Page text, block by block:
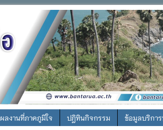
ผลงานที่ภาคภูมิใจ ปฎิทินกิจกรรม ข้อมูลบริกา